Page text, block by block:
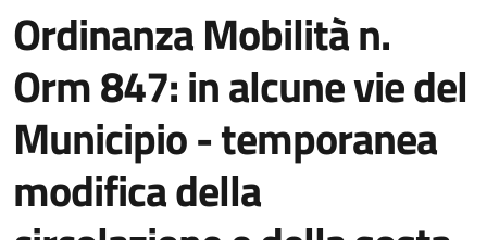
Ordinanza Mobilità n.
Orm 847: in alcune vie del
Municipio - temporanea
modifica della